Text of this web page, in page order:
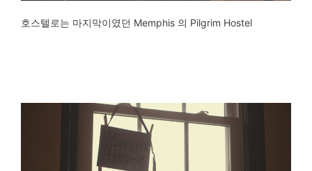
호스텔로는 마지막이였던 Memphis 의 Pilgrim Hostel